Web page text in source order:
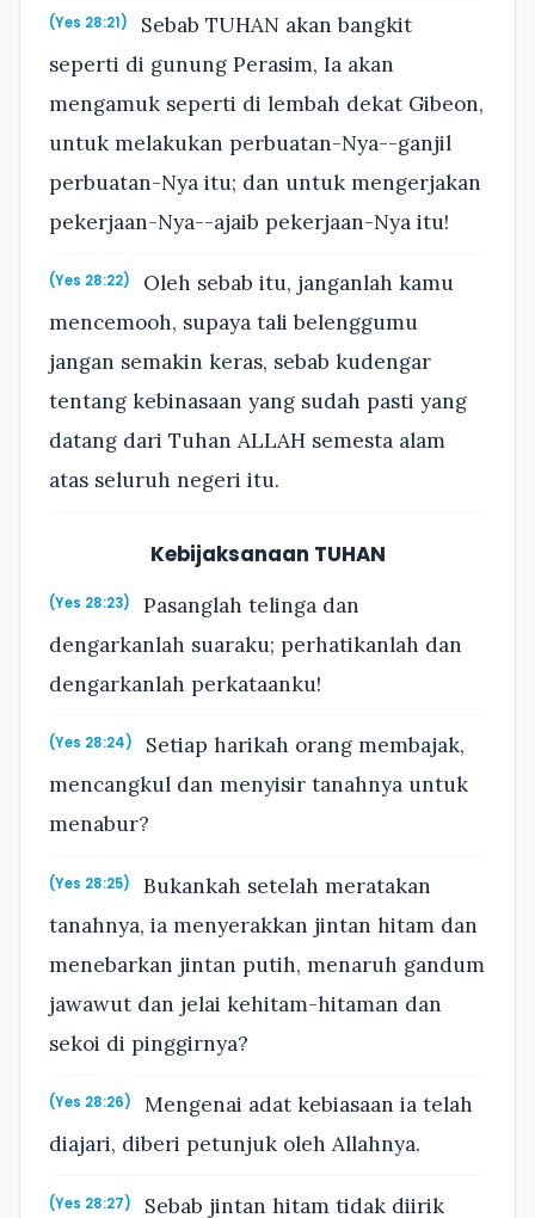
(Yes 28:21)
Sebab TUHAN akan bangkit
seperti di gunung Perasim, Ia akan
mengamuk seperti di lembah dekat Gibeon,
untuk melakukan perbuatan-Nya--ganjil
perbuatan-Nya itu; dan untuk mengerjakan
pekerjaan-Nya--ajaib pekerjaan-Nya itu!
(Yes 28:22)
Oleh sebab itu, janganlah kamu
mencemooh, supaya tali belenggumu
jangan semakin keras, sebab kudengar
tentang kebinasaan yang sudah pasti yang
datang dari Tuhan ALLAH semesta alam
atas seluruh negeri itu.
Kebijaksanaan TUHAN
(Yes 28:23)
Pasanglah telinga dan
dengarkanlah suaraku; perhatikanlah dan
dengarkanlah perkataanku!
(Yes 28:24)
Setiap harikah orang membajak,
mencangkul dan menyisir tanahnya untuk
menabur?
(Yes 28:25)
Bukankah setelah meratakan
tanahnya, ia menyerakkan jintan hitam dan
menebarkan jintan putih, menaruh gandum
jawawut dan jelai kehitam-hitaman dan
sekoi di pinggirnya?
(Yes 28:26)
Mengenai adat kebiasaan ia telah
diajari, diberi petunjuk oleh Allahnya.
(Yes 28:27)
Sebab jintan hitam tidak diirik